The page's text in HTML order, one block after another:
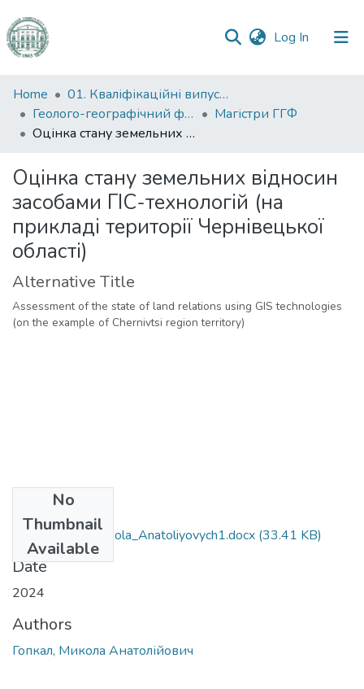
Log In (current)
Communities
&
Collections
Statistics
Home
01. Кваліфікаційні випускні роботи здобувачів вищої освіти
Геолого-географічний факультет
Магістри ГГФ
Оцінка стану земельних відносин засобами ГІС-технологій (на прикладі території Чернівецької області)
Оцінка стану земельних відносин
засобами ГІС-технологій (на
прикладі території Чернівецької
області)
Alternative Title
Assessment of the state of land relations using GIS technologies
(on the example of Chernivtsi region territory)
No
Thumbnail
Available
103_Hopkal_Mykola_Anatoliyovych1.docx (33.41 KB)
Date
2024
Authors
Гопкал, Микола Анатолійович